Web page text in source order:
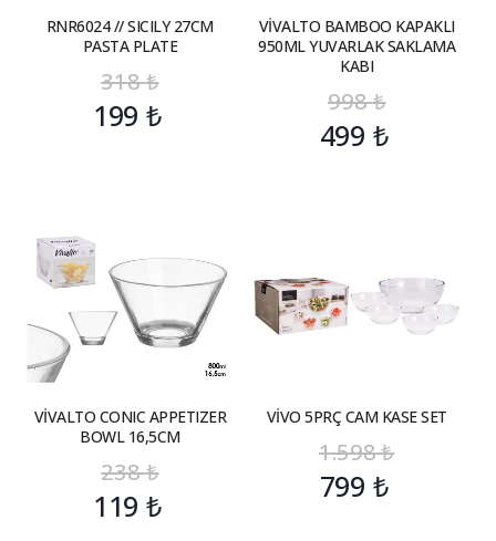
RNR6024 // SICILY 27CM
PASTA PLATE
318₺
199₺
VİVALTO BAMBOO KAPAKLI
950ML YUVARLAK SAKLAMA
KABI
998₺
499 ₺
VİVALTO CONIC APPETIZER
BOWL 16,5CM
238₺
119₺
VİVO 5PRÇ CAM KASE SET
1.598₺
799 ₺